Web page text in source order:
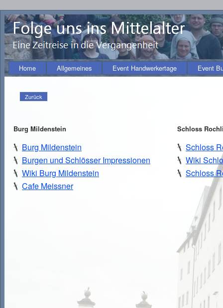
Home Allgemeines Event Handwerkertage Event
Zurück
Burg Mildenstein
Burg Mildenstein
Burgen und Schlösser Impressionen
Wiki Burg Mildenstein
Cafe Meissner
Schloss
Schloss
Wiki
Schloss